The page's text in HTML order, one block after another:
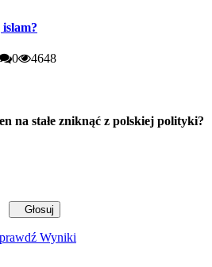
0 4648
na stałe zniknąć z polskiej polityki?
Wyniki